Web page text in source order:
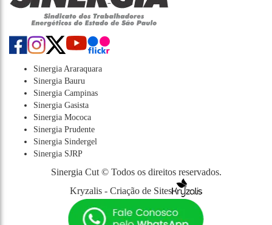
Sinergia Araraquara
Sinergia Bauru
Sinergia Campinas
Sinergia Gasista
Sinergia Mococa
Sinergia Prudente
Sinergia Sindergel
Sinergia SJRP
Sinergia Cut © Todos os direitos reservados.
Kryzalis - Criação de Sites